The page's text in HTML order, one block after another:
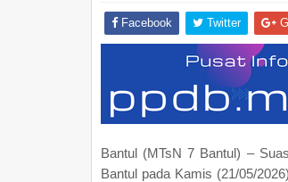
Facebook Twitter
Bantul (MTsN 7 Bantul) –
Bantul pada Kamis (21/05/